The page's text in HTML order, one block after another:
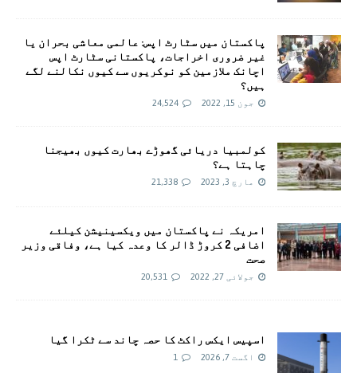
پاکستان میں سٹارٹ اپس: عالمی معاشی بحران یا
غیر ضروری اخراجات، پاکستانی سٹارٹ اپس
اچانک ملازمین کو نوکریوں سے کیوں نکالنے لگے
ہیں؟
جون 15, 2022 24,524
کولمبیا دریائی گھوڑے بھارت کیوں بھیجنا
چاہتا ہے؟
مارچ 3, 2023 21,338
امريکہ نے پاکستان میں ویکسینیشن کیلئے
اضافی 2 کروڑ ڈالر کا وعدہ کیا ہے، وفاقی وزیر
صحت
جولائی 27, 2022 20,531
اسپیس ایکس راکٹ کا حصہ چاند سے ٹکرا گیا
اگست 7, 2026 1